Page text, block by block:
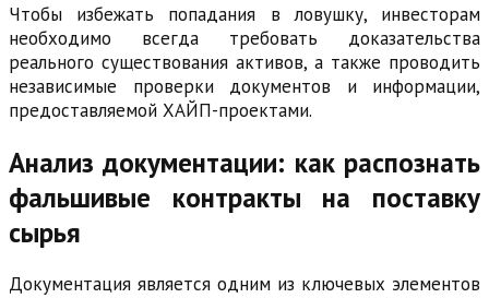
Чтобы избежать попадания в ловушку, инвесторам
необходимо всегда требовать доказательства
реального существования активов, а также проводить
независимые проверки документов и информации,
предоставляемой ХАЙП-проектами.
Анализ документации: как распознать
фальшивые контракты на поставку
сырья
Документация является одним из ключевых элементов